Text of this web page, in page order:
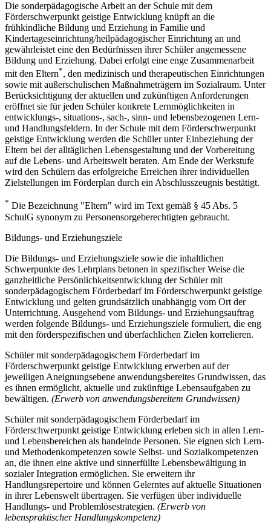
Die sonderpädagogische Arbeit an der Schule mit dem
Förderschwerpunkt geistige Entwicklung knüpft an die
frühkindliche Bildung und Erziehung in Familie und
Kindertageseinrichtung/heilpädagogischer Einrichtung an und
gewährleistet eine den Bedürfnissen ihrer Schüler angemessene
Bildung und Erziehung. Dabei erfolgt eine enge Zusammenarbeit
mit den Eltern*, den medizinisch und therapeutischen Einrichtungen
sowie mit außerschulischen Maßnahmeträgern im Sozialraum. Unter
Berücksichtigung der aktuellen und zukünftigen Anforderungen
eröffnet sie für jeden Schüler konkrete Lernmöglichkeiten in
entwicklungs-, situations-, sach-, sinn- und lebensbezogenen Lern-
und Handlungsfeldern. In der Schule mit dem Förderschwerpunkt
geistige Entwicklung werden die Schüler unter Einbeziehung der
Eltern bei der alltäglichen Lebensgestaltung und der Vorbereitung
auf die Lebens- und Arbeitswelt beraten. Am Ende der Werkstufe
wird den Schülern das erfolgreiche Erreichen ihrer individuellen
Zielstellungen im Förderplan durch ein Abschlusszeugnis bestätigt.
* Die Bezeichnung "Eltern" wird im Text gemäß § 45 Abs. 5
SchulG synonym zu Personensorgeberechtigten gebraucht.
Bildungs- und Erziehungsziele
Die Bildungs- und Erziehungsziele sowie die inhaltlichen
Schwerpunkte des Lehrplans betonen in spezifischer Weise die
ganzheitliche Persönlichkeitsentwicklung der Schüler mit
sonderpädagogischem Förderbedarf im Förderschwerpunkt geistige
Entwicklung und gelten grundsätzlich unabhängig vom Ort der
Unterrichtung. Ausgehend vom Bildungs- und Erziehungsauftrag
werden folgende Bildungs- und Erziehungsziele formuliert, die eng
mit den förderspezifischen und überfachlichen Zielen korrelieren.
Schüler mit sonderpädagogischem Förderbedarf im
Förderschwerpunkt geistige Entwicklung erwerben auf der
jeweiligen Aneignungsebene anwendungsbereites Grundwissen, das
es ihnen ermöglicht, aktuelle und zukünftige Lebensaufgaben zu
bewältigen. (Erwerb von anwendungsbereitem Grundwissen)
Schüler mit sonderpädagogischem Förderbedarf im
Förderschwerpunkt geistige Entwicklung erleben sich in allen Lern-
und Lebensbereichen als handelnde Personen. Sie eignen sich Lern-
und Methodenkompetenzen sowie Selbst- und Sozialkompetenzen
an, die ihnen eine aktive und sinnerfüllte Lebensbewältigung in
sozialer Integration ermöglichen. Sie erweitern ihr
Handlungsrepertoire und können Gelerntes auf aktuelle Situationen
in ihrer Lebenswelt übertragen. Sie verfügen über individuelle
Handlungs- und Problemlösestrategien. (Erwerb von
lebenspraktischer Handlungskompetenz)